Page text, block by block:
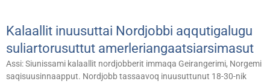
Kalaallit inuusuttai Nordjobbi aqqutigalugu
suliartorusuttut amerleriangaatsiarsimasut
Assi: Siunissami kalaallit nordjobberit immaqa Geirangerimi, Norgemi
saqisuusinnaapput. Nordjobb tassaavoq inuusuttunut 18-30-nik